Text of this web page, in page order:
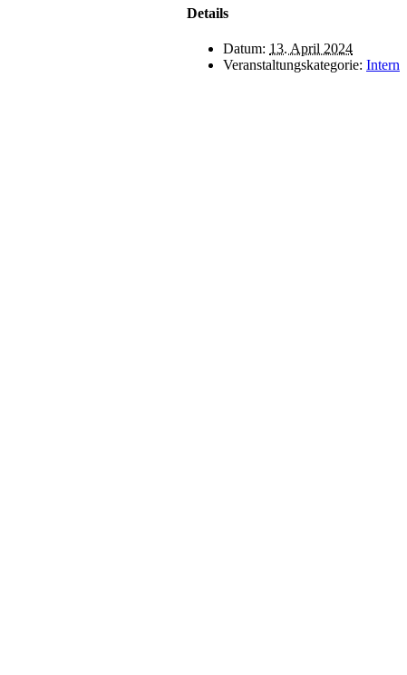
Details
Datum: 13. April 2024
Veranstaltungskategorie: Intern